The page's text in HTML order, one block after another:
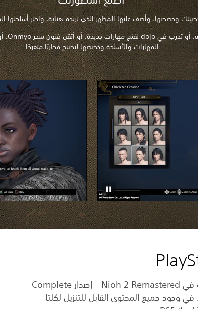
وخصصها، وأضف عليها المظهر الذي تريده بعناية، واختر أسلحتها
المهارات والأسلحة وخصصها لتصبح محاربًا متفردًا.
خُض غمار مغامرة Nioh 2 الكاملة في Nioh 2 Remastered – إصدار Complete
وجود جميع المحتوى القابل للتنزيل لكلتا